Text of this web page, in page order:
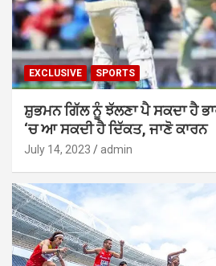
EXCLUSIVE SPORTS
ਸ਼ੁਭਮਨ ਗਿੱਲ ਨੂੰ ਝੱਲਣਾ ਪੈ ਸਕਦਾ ਹੈ
‘ਚ ਆ ਸਕਦੀ ਹੈ ਦਿੱਕਤ, ਜਾਣੋ ਕਾਰਨ
July 14, 2023 admin